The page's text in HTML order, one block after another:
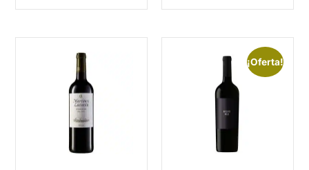
¡Oferta!